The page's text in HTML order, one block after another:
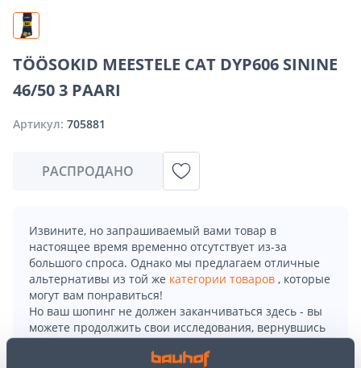
TÖÖSOKID MEESTELE CAT DYP606 SININE
46/50 3 PAARI
Артикул: 705881
РАСПРОДАНО
Извините, но запрашиваемый вами товар в
настоящее время временно отсутствует из-за
большого спроса. Однако мы предлагаем отличные
альтернативы из той же категории товаров , которые
могут вам понравиться!
Но ваш шопинг не должен заканчиваться здесь - вы
можете продолжить свои исследования, вернувшись
главную страницуили используя нашу мощную
функцию поиска, чтобы найти еще более приятные